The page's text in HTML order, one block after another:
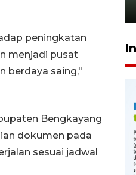
peningkatan
menjadi pusat
berdaya saing,"
Bengkayang
dokumen pada
sesuai jadwal